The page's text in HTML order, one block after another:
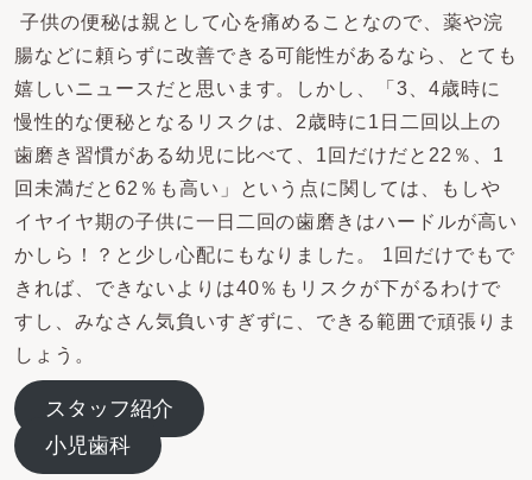
子供の便秘は親として心を痛めることなので、薬や浣
腸などに頼らずに改善できる可能性があるなら、とても
嬉しいニュースだと思います。しかし、「3、4歳時に
慢性的な便秘となるリスクは、2歳時に1日二回以上の
歯磨き習慣がある幼児に比べて、1回だけだと22％、1
回未満だと62％も高い」という点に関しては、もしや
イヤイヤ期の子供に一日二回の歯磨きはハードルが高い
かしら！？と少し心配にもなりました。 1回だけでもで
きれば、できないよりは40％もリスクが下がるわけで
すし、みなさん気負いすぎずに、できる範囲で頑張りま
しょう。
スタッフ紹介
小児歯科